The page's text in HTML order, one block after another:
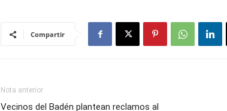
Compartir
Nota anterior
Vecinos del Badén plantean reclamos al